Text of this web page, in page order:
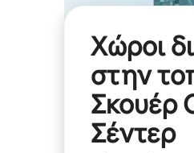
Χώροι
στην
Σκουέρ
Σέντερ